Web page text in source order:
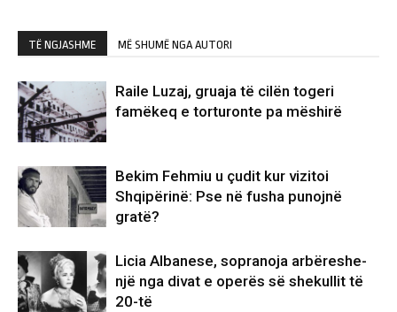
TË NGJASHME MË SHUMË NGA AUTORI
Raile Luzaj, gruaja të cilën togeri
famëkeq e torturonte pa mëshirë
Bekim Fehmiu u çudit kur vizitoi
Shqipërinë: Pse në fusha punojnë
gratë?
Licia Albanese, sopranoja arbëreshe-
një nga divat e operës së shekullit të
20-të